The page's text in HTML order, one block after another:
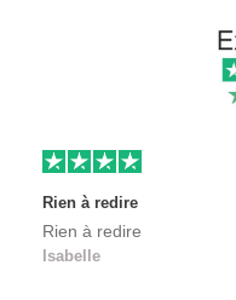
Rien à redire
Rien à redire
Isabelle